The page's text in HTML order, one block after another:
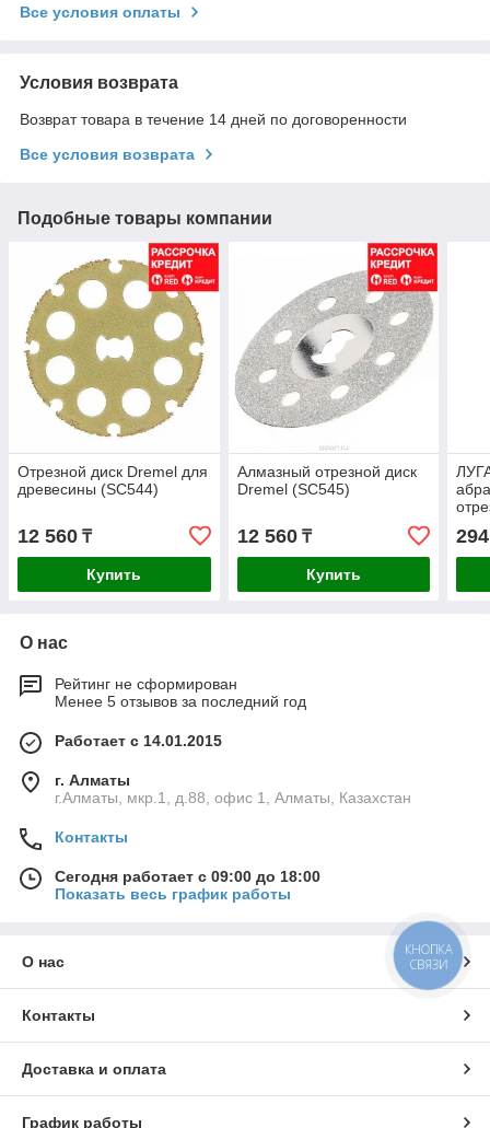
Все условия оплаты
Условия возврата
Возврат товара в течение 14 дней по договоренности
Все условия возврата
Подобные товары компании
Отрезной диск Dremel для
древесины (SC544)
12 560 ₸
Купить
Алмазный отрезной диск
Dremel (SC545)
12 560₸
Купить
294
О нас
Рейтинг не сформирован
Менее 5 отзывов за последний год
Работает с 14.01.2015
г. Алматы
г.Алматы, мкр.1, д.88, офис 1, Алматы, Казахстан
Контакты
Сегодня работает с 09:00 до 18:00
Показать весь график работы
О нас
Контакты
Доставка и оплата
График работы
КНОПКА
СВЯЗИ